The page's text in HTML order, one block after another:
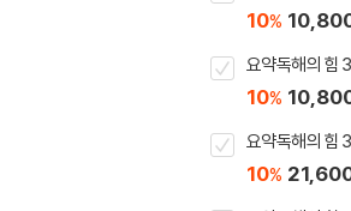
10%
요약독해의 힘
10%
요약독해의 힘
10%